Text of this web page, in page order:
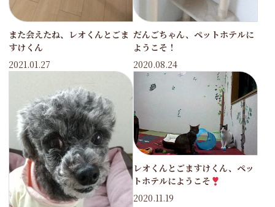
また会えたね、レオくんとごま
すけくん
2021.01.27
だんごちゃん、ペットホテルに
ようこそ！
2020.08.24
レオくんとごますけくん、ペッ
トホテルにようこそ
2020.11.19